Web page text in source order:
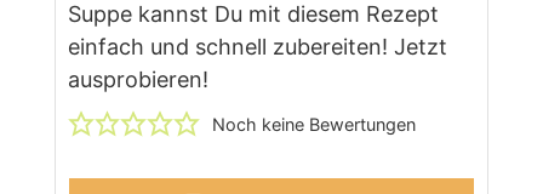
Suppe kannst Du mit diesem Rezept
einfach und schnell zubereiten! Jetzt
ausprobieren!
Noch keine Bewertungen